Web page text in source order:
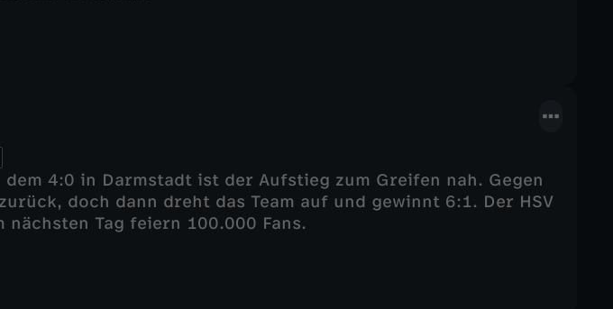
dem 4:0 in Darmstadt ist der Aufstieg zum Greifen nah. Gegen
doch dann dreht das Team auf und gewinnt 6:1. Der HSV
Tag feiern 100.000 Fans.